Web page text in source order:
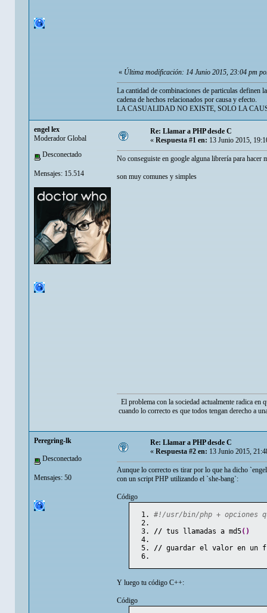
«Última modificación: 14 Junio 2015, 23:04 pm
La cantidad de combinaciones de particulas definen
cadena de hechos relacionados por causa y efecto.
LA CASUALIDAD NO EXISTE, SOLO LA
engel lex
Moderador Global
Desconectado
Mensajes: 15.514
Re: Llamar a PHP desde C
« Respuesta #1 en: 13 Junio 2015,
No conseguiste en google alguna librería para hacer
son muy comunes y simples
El problema con la sociedad actualmente radica en
cuando lo correcto es que todos tengan derecho a
Peregring-lk
Desconectado
Mensajes: 50
Re: Llamar a PHP desde C
«Respuesta #2 en:13 Junio 2015,
Aunque lo correcto es tirar por lo que ha dicho
con un script PHP utilizando el `she-bang`:
Código
#!/usr/bin/php + opciones
// tus llamadas a md5( )
// guardar el valor en un
Y luego tu código C++:
Código